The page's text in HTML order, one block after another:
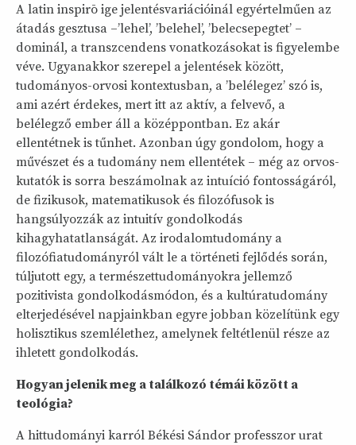
A latin inspirō ige jelentésvariációinál egyértelműen az
átadás gesztusa –’lehel’, ’belehel’, ’belecsepegtet’ –
dominál, a transzcendens vonatkozásokat is figyelembe
véve. Ugyanakkor szerepel a jelentések között,
tudományos-orvosi kontextusban, a ’belélegez’ szó is,
ami azért érdekes, mert itt az aktív, a felvevő, a
belélegző ember áll a középpontban. Ez akár
ellentétnek is tűnhet. Azonban úgy gondolom, hogy a
művészet és a tudomány nem ellentétek – még az orvos-
kutatók is sorra beszámolnak az intuíció fontosságáról,
de fizikusok, matematikusok és filozófusok is
hangsúlyozzák az intuitív gondolkodás
kihagyhatatlanságát. Az irodalomtudomány a
filozófiatudományról vált le a történeti fejlődés során,
túljutott egy, a természettudományokra jellemző
pozitivista gondolkodásmódon, és a kultúratudomány
elterjedésével napjainkban egyre jobban közelítünk egy
holisztikus szemlélethez, amelynek feltétlenül része az
ihletett gondolkodás.
Hogyan jelenik meg a találkozó témái között a
teológia?
A hittudományi karról Békési Sándor professzor urat